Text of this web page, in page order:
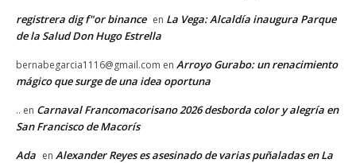
registrera dig f"or binance en La Vega: Alcaldía inaugura Parque
de la Salud Don Hugo Estrella
bernabegarcia1116@gmail.com en Arroyo Gurabo: un renacimiento
mágico que surge de una idea oportuna
.. en Carnaval Francomacorisano 2026 desborda color y alegría en
San Francisco de Macorís
Ada en Alexander Reyes es asesinado de varias puñaladas en La